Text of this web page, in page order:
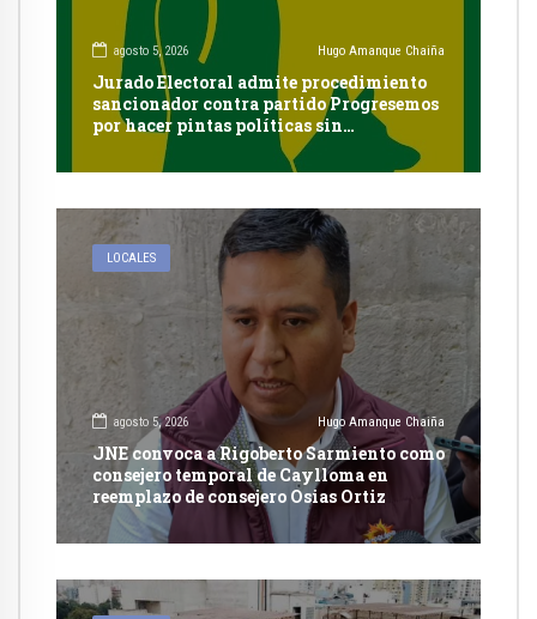
agosto 5, 2026 Hugo Amanque Chaiña
Jurado Electoral admite procedimiento
sancionador contra partido Progresemos
por hacer pintas políticas sin
autorización en Cayma
LOCALES
agosto 5, 2026 Hugo Amanque Chaiña
JNE convoca a Rigoberto Sarmiento como
consejero temporal de Caylloma en
reemplazo de consejero Osias Ortiz